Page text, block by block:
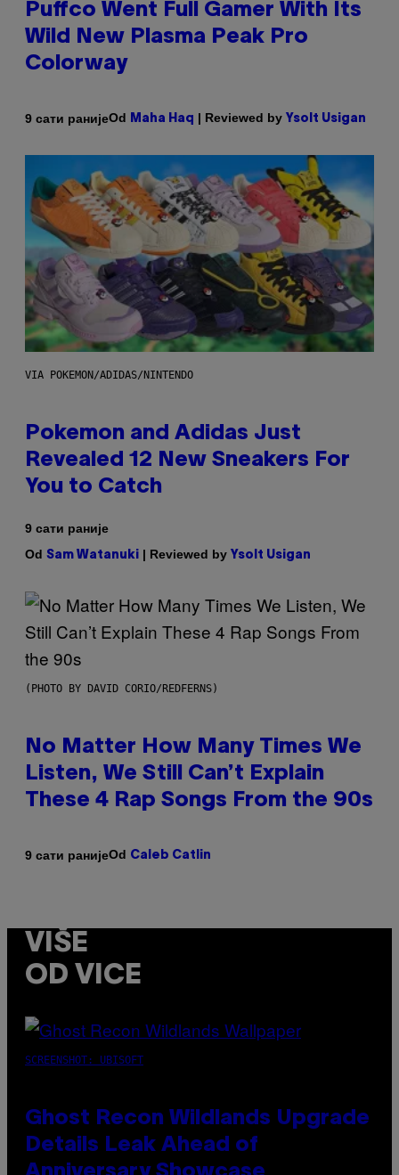
Puffco Went Full Gamer With Its
Wild New Plasma Peak Pro
Colorway
9 сати ранијеOd Maha Haq | Reviewed by Ysolt Usigan
VIA POKEMON/ADIDAS/NINTENDO
Pokemon and Adidas Just
Revealed 12 New Sneakers For
You to Catch
9 сати раније
Od Sam Watanuki | Reviewed by Ysolt Usigan
(PHOTO BY DAVID CORIO/REDFERNS)
No Matter How Many Times We
Listen, We Still Can’t Explain
These 4 Rap Songs From the 90s
9 сати ранијеOd Caleb Catlin
VIŠE
OD VICE
SCREENSHOT: UBISOFT
Ghost Recon Wildlands Upgrade
Details Leak Ahead of